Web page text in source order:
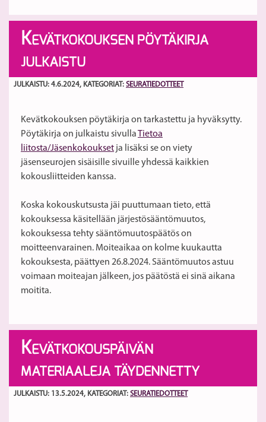
KEVÄTKOKOUKSEN PÖYTÄKIRJA
JULKAISTU
JULKAISTU: 4.6.2024, KATEGORIAT: SEURATIEDOTTEET
Kevätkokouksen pöytäkirja on tarkastettu ja hyväksytty.
Pöytäkirja on julkaistu sivullaTietoa
liitosta/Jäsenkokoukset ja lisäksi se on viety
jäsenseurojen sisäisille sivuille yhdessä kaikkien
kokousliitteiden kanssa.
Koska kokouskutsusta jäi puuttumaan tieto, että
kokouksessa käsitellään järjestösääntömuutos,
kokouksessa tehty sääntömuutospäätös on
moitteenvarainen. Moiteaikaa on kolme kuukautta
kokouksesta, päättyen 26.8.2024. Sääntömuutos astuu
voimaan moiteajan jälkeen, jos päätöstä ei sinä aikana
moitita.
KEVÄTKOKOUSPÄIVÄN
MATERIAALEJA TÄYDENNETTY
JULKAISTU: 13.5.2024, KATEGORIAT: SEURATIEDOTTEET